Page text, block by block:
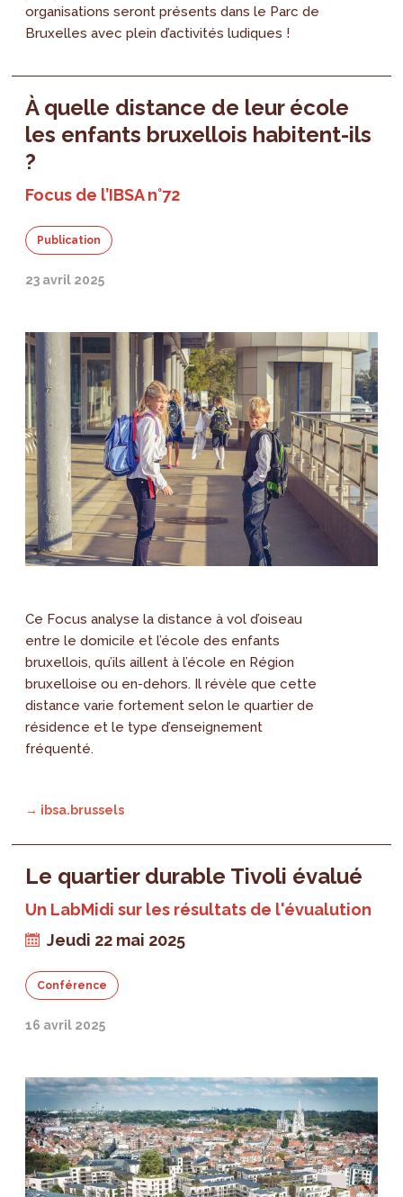
organisations seront présents dans le Parc de
Bruxelles avec plein d’activités ludiques !
À quelle distance de leur école
les enfants bruxellois habitent-ils
?
Focus de l’IBSA n°72
Publication
23 avril 2025
Ce Focus analyse la distance à vol d’oiseau
entre le domicile et l’école des enfants
bruxellois, qu’ils aillent à l’école en Région
bruxelloise ou en-dehors. Il révèle que cette
distance varie fortement selon le quartier de
résidence et le type d’enseignement
fréquenté.
→ ibsa.brussels
Le quartier durable Tivoli évalué
Un LabMidi sur les résultats de l'évualution
Jeudi 22 mai 2025
Conférence
16 avril 2025